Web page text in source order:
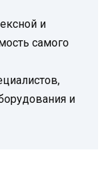
и
самого
и